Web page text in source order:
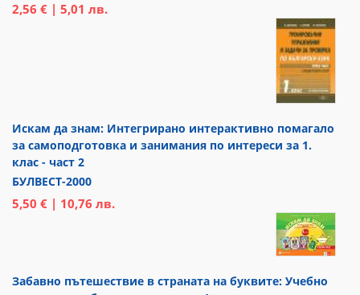
2,56 € | 5,01 лв.
Искам да знам: Интегрирано интерактивно помагало
за самоподготовка и занимания по интереси за 1.
клас - част 2
БУЛВЕСТ-2000
5,50 € | 10,76 лв.
Забавно пътешествие в страната на буквите: Учебно